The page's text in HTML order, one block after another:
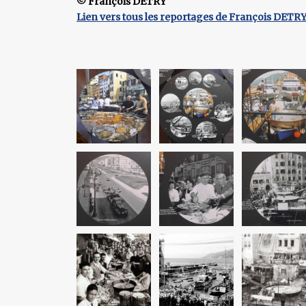
Lien vers tous les reportages de François DETRY